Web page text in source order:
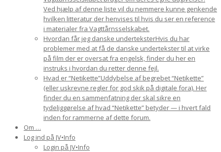
Ved hjælp af denne liste vil du nemmere kunne genkende
hvilken litteratur der henvises til hvis du ser en reference
i materialer fra Vagttårnsselskabet.
Hvordan får jeg danske underteksterHvis du har
problemer med at få de danske undertekster til at virke
på film der er oversat fra engelsk, finder du her en
instruks i hvordan du retter denne fejl.
Hvad er “Netikette”Uddybelse af begrebet “Netikette”
(eller uskrevne regler for god skik på digitale fora). Her
finder du en sammenfatning der skal sikre en
tydeliggørelse af hvad “Netikette” betyder — i hvert fald
inden for rammerne af dette forum.
Om …
Log ind på JV•Info
Login på JV•Info